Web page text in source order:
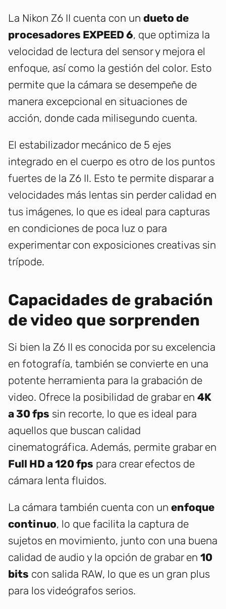
La Nikon Z6 II cuenta con un dueto de
procesadores EXPEED 6, que optimiza la
velocidad de lectura del sensor y mejora el
enfoque, así como la gestión del color. Esto
permite que la cámara se desempeñe de
manera excepcional en situaciones de
acción, donde cada milisegundo cuenta.
El estabilizador mecánico de 5 ejes
integrado en el cuerpo es otro de los puntos
fuertes de la Z6 II. Esto te permite disparar a
velocidades más lentas sin perder calidad en
tus imágenes, lo que es ideal para capturas
en condiciones de poca luz o para
experimentar con exposiciones creativas sin
trípode.
Capacidades de grabación
de video que sorprenden
Si bien la Z6 II es conocida por su excelencia
en fotografía, también se convierte en una
potente herramienta para la grabación de
video. Ofrece la posibilidad de grabar en 4K
a 30 fps sin recorte, lo que es ideal para
aquellos que buscan calidad
cinematográfica. Además, permite grabar en
Full HD a 120 fps para crear efectos de
cámara lenta fluidos.
La cámara también cuenta con un enfoque
continuo, lo que facilita la captura de
sujetos en movimiento, junto con una buena
calidad de audio y la opción de grabar en 10
bits con salida RAW, lo que es un gran plus
para los videógrafos serios.